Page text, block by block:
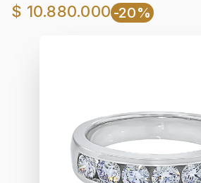
$ 10.880.000 -20%